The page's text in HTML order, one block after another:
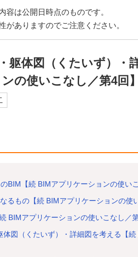
容は公開日時点のものです。
がありますのでご注意ください。
躯体図（くたいず）・
の使いこなし／第4回】
BIM【続 BIMアプリケーションの使い
るもの【続 BIMアプリケーションの使
BIMアプリケーションの使いこなし／第
体図（くたいず）・詳細図を考える【